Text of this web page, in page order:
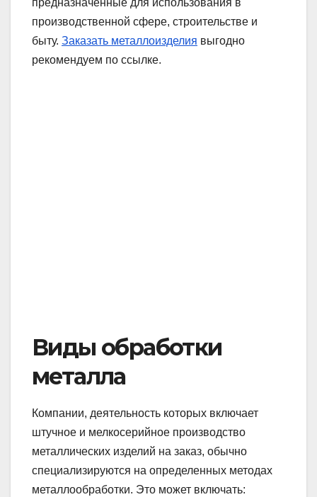
предназначенные для использования в
производственной сфере, строительстве и
быту. Заказать металлоизделия выгодно
рекомендуем по ссылке.
Виды обработки
металла
Компании, деятельность которых включает
штучное и мелкосерийное производство
металлических изделий на заказ, обычно
специализируются на определенных методах
металлообработки. Это может включать: